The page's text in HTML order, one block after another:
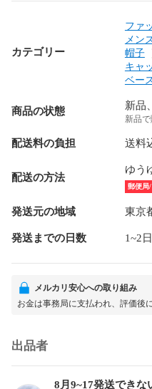
カテゴリー
ファ
メン
帽子
キャ
ベー
商品の状態 新品
新品
配送料の負担 送料
配送の方法
ゆう
郵便局
発送元の地域 東京
発送までの日数 1~2
メルカリ安心への取り組み
お金は事務局に支払われ、評価後
出品者
8月9~17発送できな